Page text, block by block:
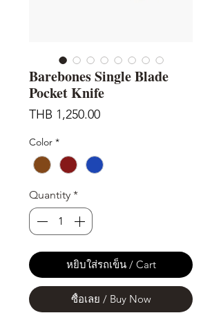
Barebones Single Blade
Pocket Knife
THB 1,250.00Price
Color *
Quantity *
หยิบใส่รถเข็น / Cart
ซื้อเลย / Buy Now